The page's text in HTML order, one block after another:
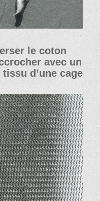
le coton
avec un
d’une cage